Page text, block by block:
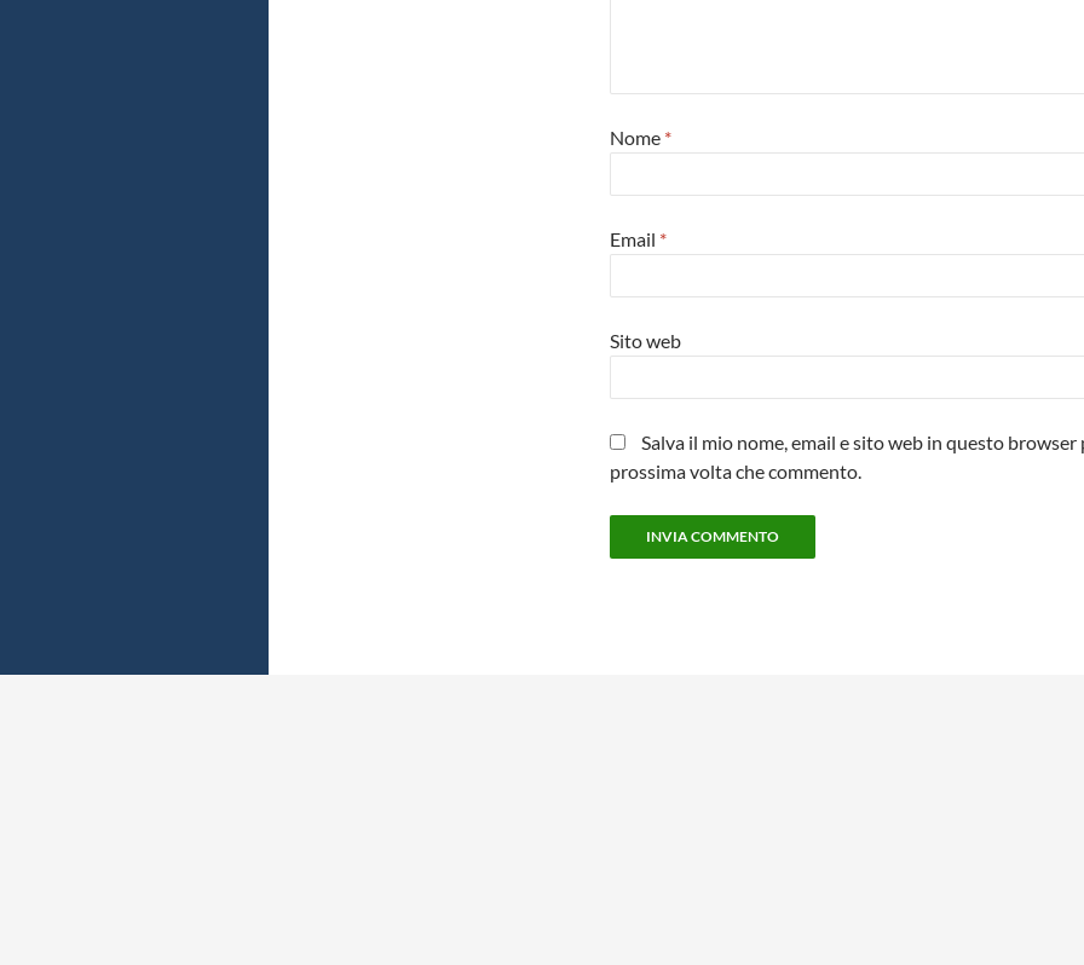
Nome *
Email *
Sito web
Salva il mio nome, email e sito web in questo browser
prossima volta che commento.